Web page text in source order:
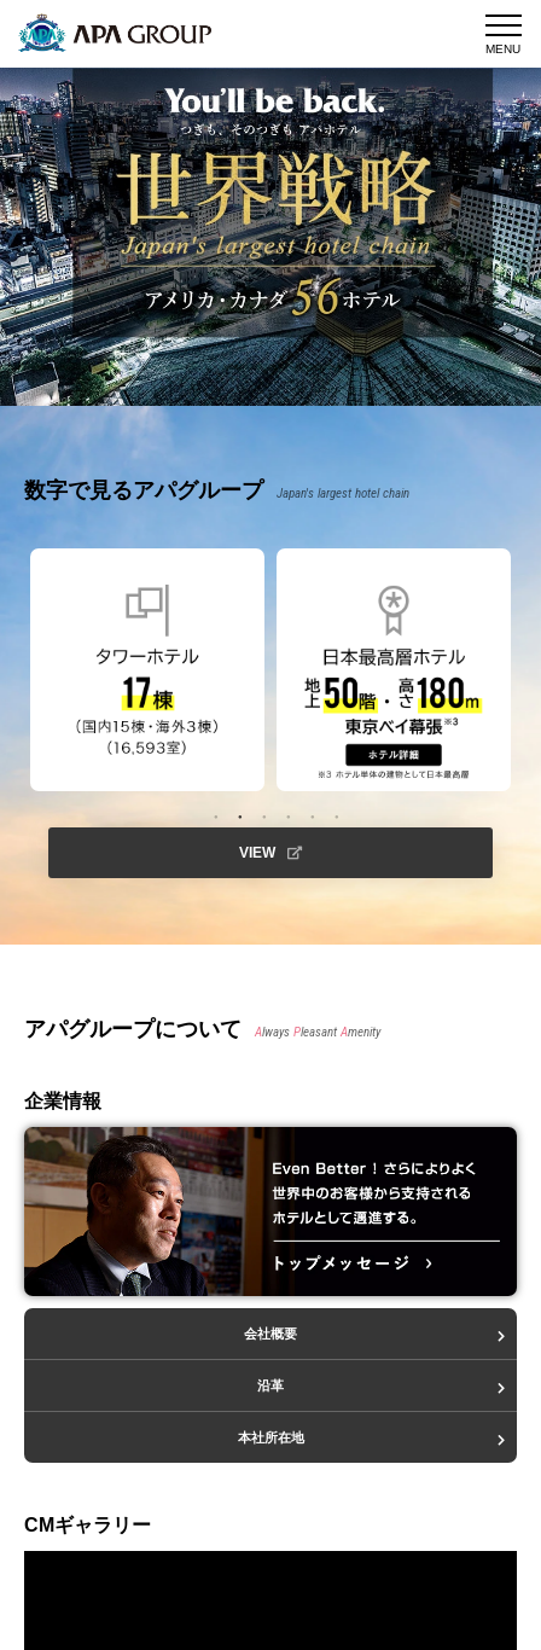
MENU
数字で見るアパグループ Japan's largest hotel chain
VIEW
アパグループについて Always Pleasant Amenity
企業情報
会社概要
沿革
本社所在地
CMギャラリー